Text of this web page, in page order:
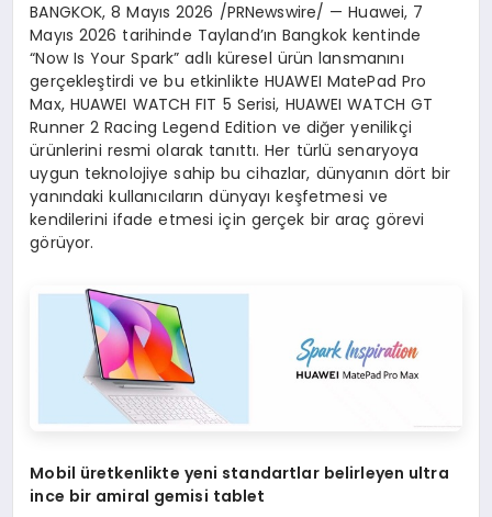
BANGKOK,8 Mayıs 2026 /PRNewswire/ — Huawei, 7
Mayıs 2026 tarihinde Tayland’ın Bangkok kentinde
“Now Is Your Spark” adlı küresel ürün lansmanını
gerçekleştirdi ve bu etkinlikte HUAWEI MatePad Pro
Max, HUAWEI WATCH FIT 5 Serisi, HUAWEI WATCH GT
Runner 2 Racing Legend Edition ve diğer yenilikçi
ürünlerini resmi olarak tanıttı. Her türlü senaryoya
uygun teknolojiye sahip bu cihazlar, dünyanın dört bir
yanındaki kullanıcıların dünyayı keşfetmesi ve
kendilerini ifade etmesi için gerçek bir araç görevi
görüyor.
Mobil üretkenlikte yeni standartlar belirleyen ultra
ince bir amiral gemisi tablet